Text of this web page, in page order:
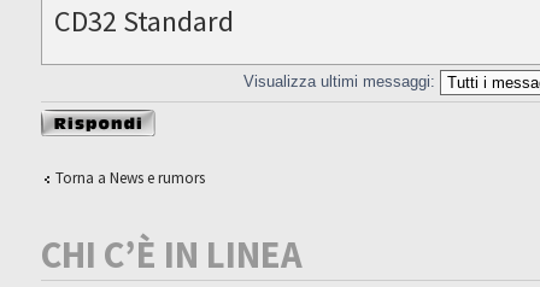
CD32 Standard
Visualizza ultimi messaggi:
Rispondi al
messaggio
Torna a News e rumors
CHI C’È IN LINEA